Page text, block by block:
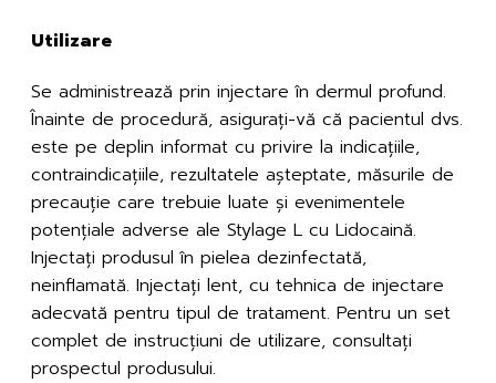
Utilizare
Se administrează prin injectare în dermul profund.
Înainte de procedură, asigurați-vă că pacientul dvs.
este pe deplin informat cu privire la indicațiile,
contraindicațiile, rezultatele așteptate, măsurile de
precauție care trebuie luate și evenimentele
potențiale adverse ale Stylage L cu Lidocaină.
Injectați produsul în pielea dezinfectată,
neinflamată. Injectați lent, cu tehnica de injectare
adecvată pentru tipul de tratament. Pentru un set
complet de instrucțiuni de utilizare, consultați
prospectul produsului.